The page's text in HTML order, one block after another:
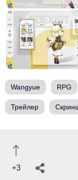
Wangyue RPG
Трейлер
+3